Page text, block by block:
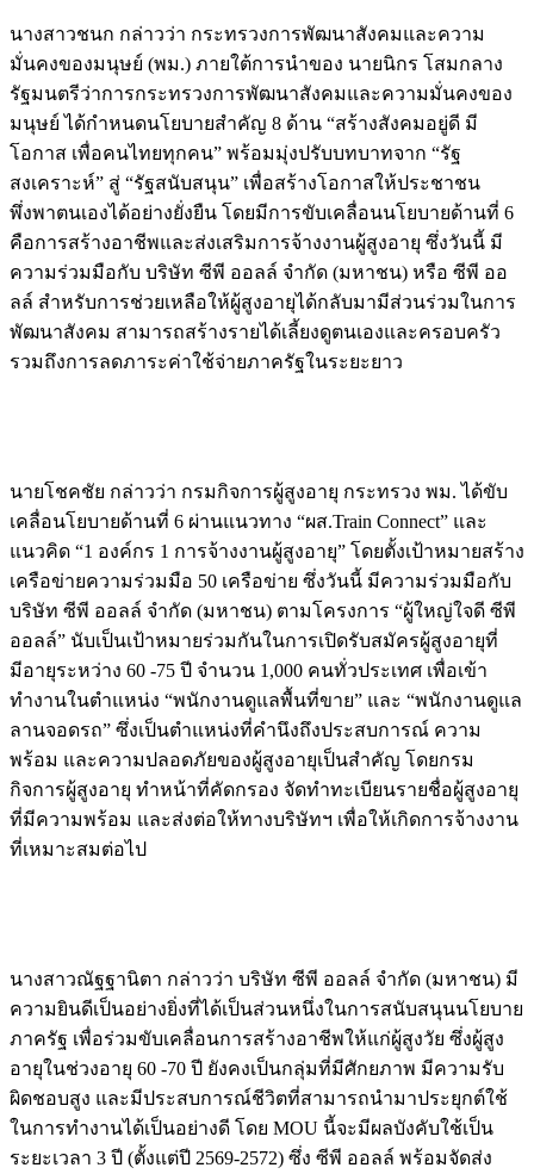
นางสาวชนก กล่าวว่า กระทรวงการพัฒนาสังคมและความ
มั่นคงของมนุษย์ (พม.) ภายใต้การนำของ นายนิกร โสมกลาง
รัฐมนตรีว่าการกระทรวงการพัฒนาสังคมและความมั่นคงของ
มนุษย์ ได้กำหนดนโยบายสำคัญ 8 ด้าน “สร้างสังคมอยู่ดี มี
โอกาส เพื่อคนไทยทุกคน” พร้อมมุ่งปรับบทบาทจาก “รัฐ
สงเคราะห์” สู่ “รัฐสนับสนุน” เพื่อสร้างโอกาสให้ประชาชน
พึ่งพาตนเองได้อย่างยั่งยืน โดยมีการขับเคลื่อนนโยบายด้านที่ 6
คือการสร้างอาชีพและส่งเสริมการจ้างงานผู้สูงอายุ ซึ่งวันนี้ มี
ความร่วมมือกับ บริษัท ซีพี ออลล์ จำกัด (มหาชน) หรือ ซีพี ออ
ลล์ สำหรับการช่วยเหลือให้ผู้สูงอายุได้กลับมามีส่วนร่วมในการ
พัฒนาสังคม สามารถสร้างรายได้เลี้ยงดูตนเองและครอบครัว
รวมถึงการลดภาระค่าใช้จ่ายภาครัฐในระยะยาว
นายโชคชัย กล่าวว่า กรมกิจการผู้สูงอายุ กระทรวง พม. ได้ขับ
เคลื่อนโยบายด้านที่ 6 ผ่านแนวทาง “ผส.Train Connect” และ
แนวคิด “1 องค์กร 1 การจ้างงานผู้สูงอายุ” โดยตั้งเป้าหมายสร้าง
เครือข่ายความร่วมมือ 50 เครือข่าย ซึ่งวันนี้ มีความร่วมมือกับ
บริษัท ซีพี ออลล์ จำกัด (มหาชน) ตามโครงการ “ผู้ใหญ่ใจดี ซีพี
ออลล์” นับเป็นเป้าหมายร่วมกันในการเปิดรับสมัครผู้สูงอายุที่
มีอายุระหว่าง 60 -75 ปี จำนวน 1,000 คนทั่วประเทศ เพื่อเข้า
ทำงานในตำแหน่ง “พนักงานดูแลพื้นที่ขาย” และ “พนักงานดูแล
ลานจอดรถ” ซึ่งเป็นตำแหน่งที่คำนึงถึงประสบการณ์ ความ
พร้อม และความปลอดภัยของผู้สูงอายุเป็นสำคัญ โดยกรม
กิจการผู้สูงอายุ ทำหน้าที่คัดกรอง จัดทำทะเบียนรายชื่อผู้สูงอายุ
ที่มีความพร้อม และส่งต่อให้ทางบริษัทฯ เพื่อให้เกิดการจ้างงาน
ที่เหมาะสมต่อไป
นางสาวณัฐฐานิตา กล่าวว่า บริษัท ซีพี ออลล์ จำกัด (มหาชน) มี
ความยินดีเป็นอย่างยิ่งที่ได้เป็นส่วนหนึ่งในการสนับสนุนนโยบาย
ภาครัฐ เพื่อร่วมขับเคลื่อนการสร้างอาชีพให้แก่ผู้สูงวัย ซึ่งผู้สูง
อายุในช่วงอายุ 60 -70 ปี ยังคงเป็นกลุ่มที่มีศักยภาพ มีความรับ
ผิดชอบสูง และมีประสบการณ์ชีวิตที่สามารถนำมาประยุกต์ใช้
ในการทำงานได้เป็นอย่างดี โดย MOU นี้จะมีผลบังคับใช้เป็น
ระยะเวลา 3 ปี (ตั้งแต่ปี 2569-2572) ซึ่ง ซีพี ออลล์ พร้อมจัดส่ง